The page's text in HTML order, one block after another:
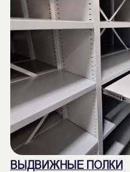
ВЫДВИЖНЫЕ ПОЛКИ